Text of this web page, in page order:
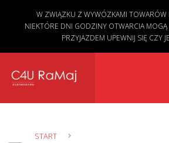
START
W ZWIĄZKU Z WYWÓZKAMI
NIEKTÓRE DNI GODZINY OTWARCIA MOGĄ
PRZYJAZDEM UPEWNIJ SIĘ CZY